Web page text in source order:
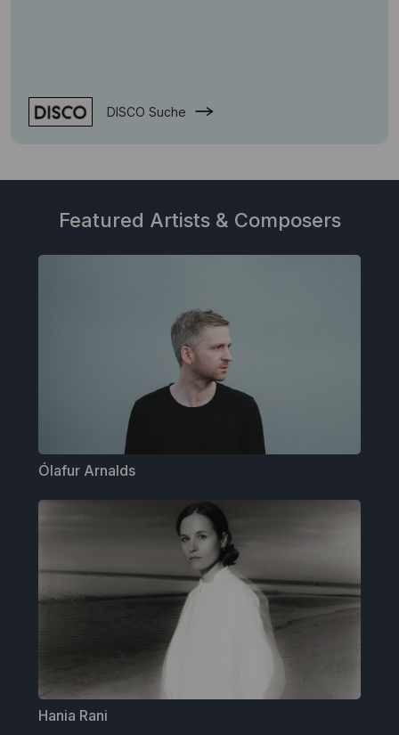
DISCO Suche
Featured Artists & Composers
Ólafur Arnalds
Hania Rani